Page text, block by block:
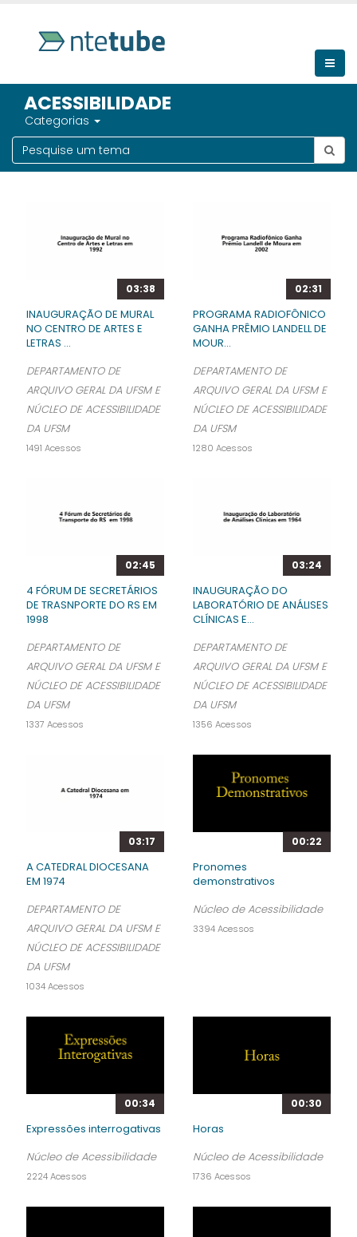
ACESSIBILIDADE
Categorias
03:38
INAUGURAÇÃO DE MURAL
NO CENTRO DE ARTES E
LETRAS ...
DEPARTAMENTO DE
ARQUIVO GERAL DA UFSM E
NÚCLEO DE ACESSIBILIDADE
DA UFSM
1491 Acessos
02:31
PROGRAMA RADIOFÔNICO
GANHA PRÊMIO LANDELL DE
MOUR...
DEPARTAMENTO DE
ARQUIVO GERAL DA UFSM E
NÚCLEO DE ACESSIBILIDADE
DA UFSM
1280 Acessos
02:45
4 FÓRUM DE SECRETÁRIOS
DE TRASNPORTE DO RS EM
1998
DEPARTAMENTO DE
ARQUIVO GERAL DA UFSM E
NÚCLEO DE ACESSIBILIDADE
DA UFSM
1337 Acessos
03:24
INAUGURAÇÃO DO
LABORATÓRIO DE ANÁLISES
CLÍNICAS E...
DEPARTAMENTO DE
ARQUIVO GERAL DA UFSM E
NÚCLEO DE ACESSIBILIDADE
DA UFSM
1356 Acessos
03:17
A CATEDRAL DIOCESANA
EM 1974
DEPARTAMENTO DE
ARQUIVO GERAL DA UFSM E
NÚCLEO DE ACESSIBILIDADE
DA UFSM
1034 Acessos
00:22
Pronomes
demonstrativos
Núcleo de Acessibilidade
3394 Acessos
00:34
Expressões interrogativas
Núcleo de Acessibilidade
2224 Acessos
00:30
Horas
Núcleo de Acessibilidade
1736 Acessos